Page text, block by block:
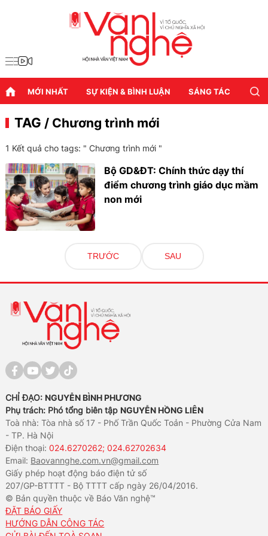
MỚI NHẤT SỰ KIỆN & BÌNH LUẬN SÁNG TÁC
TAG / Chương trình mới
1 Kết quả cho tags: "Chương trình mới "
Bộ GD&ĐT: Chính thức dạy thí
điểm chương trình giáo dục mầm
non mới
TRƯỚC SAU
CHỈ ĐẠO: NGUYỄN BÌNH PHƯƠNG
Phụ trách: Phó tổng biên tập NGUYỄN HỒNG LIÊN
Toà nhà: Tòa nhà số 17 - Phố Trần Quốc Toản - Phường Cửa Nam
- TP. Hà Nội
Điện thoại:024.6270262; 024.62702634
Email: Baovannghe.com.vn@gmail.com
Giấy phép hoạt động báo điện tử số
207/GP-BTTTT - Bộ TTTT cấp ngày 26/04/2016.
© Bản quyền thuộc về Báo Văn nghệ™
ĐẶT BÁO GIẤY
HƯỚNG DẪN CÔNG TÁC